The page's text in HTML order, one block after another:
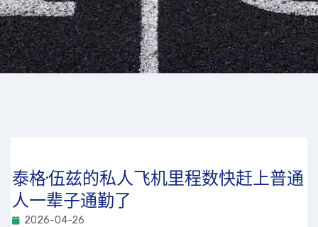
泰格·伍兹的私人飞机里程数快赶上普通
人一辈子通勤了
2026-04-26